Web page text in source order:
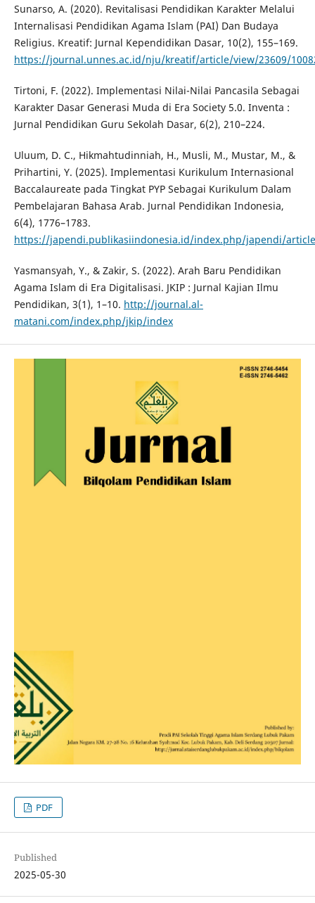
Sunarso, A. (2020). Revitalisasi Pendidikan Karakter Melalui
Internalisasi Pendidikan Agama Islam (PAI) Dan Budaya
Religius. Kreatif: Jurnal Kependidikan Dasar, 10(2), 155–169.
https://journal.unnes.ac.id/nju/kreatif/article/view/23609/
Tirtoni, F. (2022). Implementasi Nilai-Nilai Pancasila Sebagai
Karakter Dasar Generasi Muda di Era Society 5.0. Inventa :
Jurnal Pendidikan Guru Sekolah Dasar, 6(2), 210–224.
Uluum, D. C., Hikmahtudinniah, H., Musli, M., Mustar, M., &
Prihartini, Y. (2025). Implementasi Kurikulum Internasional
Baccalaureate pada Tingkat PYP Sebagai Kurikulum Dalam
Pembelajaran Bahasa Arab. Jurnal Pendidikan Indonesia,
6(4), 1776–1783.
https://japendi.publikasiindonesia.id/index.php/japendi/
Yasmansyah, Y., & Zakir, S. (2022). Arah Baru Pendidikan
Agama Islam di Era Digitalisasi. JKIP : Jurnal Kajian Ilmu
Pendidikan, 3(1), 1–10. http://journal.al-
matani.com/index.php/jkip/index
PDF
Published
2025-05-30